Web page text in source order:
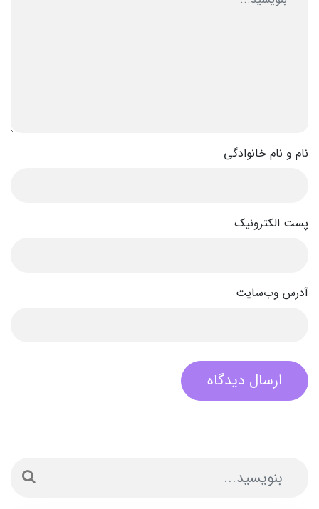
نام و نام خانوادگی
پست الکترونیک
آدرس وب‌سایت
ارسال دیدگاه